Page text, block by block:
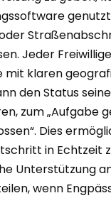
Jeder
mit klaren
den Status
zum „Aufgabe
Dies
in Echtzeit
Unterstützung
wenn